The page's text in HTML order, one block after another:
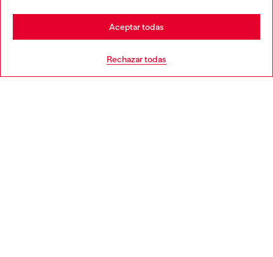
Rechazar todas
Aceptar todas